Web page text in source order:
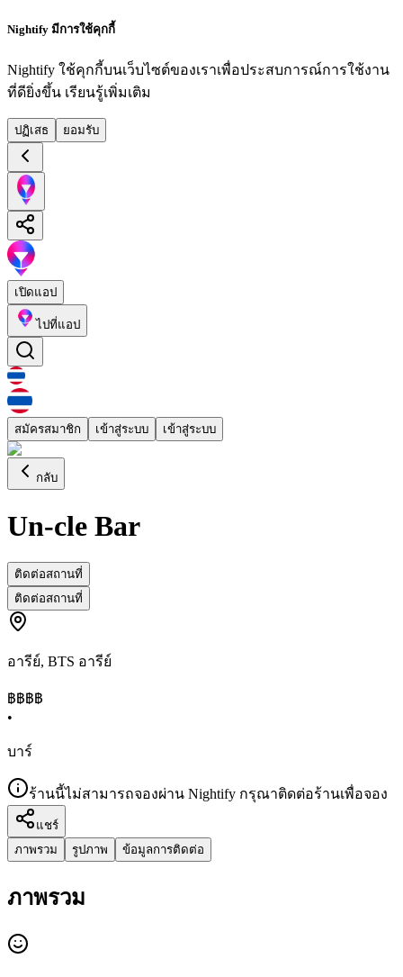
Nightify มีการใช้คุกกี้
Nightify ใช้คุกกี้บนเว็บไซต์ของเราเพื่อประสบการณ์การใช้งาน
ที่ดียิ่งขึ้น เรียนรู้เพิ่มเติม
ปฏิเสธ ยอมรับ
เปิดแอป
ไปที่แอป
สมัครสมาชิก เข้าสู่ระบบ เข้าสู่ระบบ
กลับ
Un-cle Bar
ติดต่อสถานที่
ติดต่อสถานที่
อารีย์, BTS อารีย์
฿฿฿฿
•
บาร์
ร้านนี้ไม่สามารถจองผ่าน Nightify กรุณาติดต่อร้านเพื่อจอง
แชร์
ภาพรวม
รูปภาพ ข้อมูลการติดต่อ
ภาพรวม